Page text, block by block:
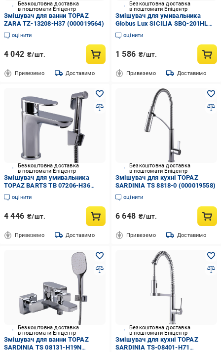
Безкоштовна доставка
в поштомати Епіцентр
Змішувач для ванни TOPAZ
ZARA TZ-13208-H37 (000019564)
оцінити
4 042 ₴/шт.
Привеземо Доставимо
Безкоштовна доставка
в поштомати Епіцентр
Змішувач для умивальника
Globus Lux SICILIA SBQ-201HL
(000027319)
оцінити
1 586 ₴/шт.
Привеземо Доставимо
Безкоштовна доставка
в поштомати Епіцентр
Змішувач для умивальника
TOPAZ BARTS TB 07206-H36
(000019563)
оцінити
4 446 ₴/шт.
Привеземо Доставимо
Безкоштовна доставка
в поштомати Епіцентр
Змішувач для кухні TOPAZ
SARDINIA TS 8818-0 (000019558)
оцінити
6 648 ₴/шт.
Привеземо Доставимо
Безкоштовна доставка
в поштомати Епіцентр
Змішувач для ванни TOPAZ
SARDINIA TS 08131-H19N
Безкоштовна доставка
в поштомати Епіцентр
Змішувач для кухні TOPAZ
SARDINIA TS-08401-H71